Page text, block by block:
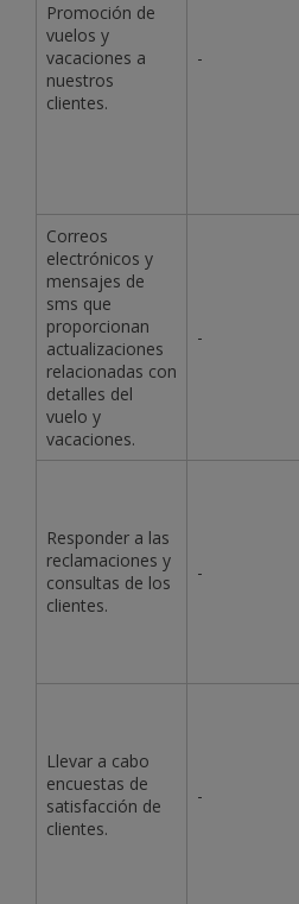
Promoción de
vuelos y
vacaciones a
nuestros
clientes.
-
Correos
electrónicos y
mensajes de
sms que
proporcionan
actualizaciones
relacionadas con
detalles del
vuelo y
vacaciones.
-
Responder a las
reclamaciones y
consultas de los
clientes.
-
Llevar a cabo
encuestas de
satisfacción de
clientes.
-